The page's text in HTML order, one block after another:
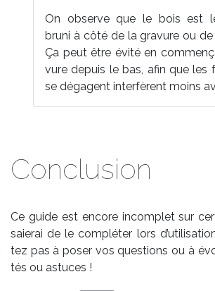
On ob­serve que le bois est
bru­ni à cô­té de la gra­vure ou
Ça peut être évi­té en
vure de­puis le bas, afin que les
se dé­gagent in­ter­fèrent moins
Conclusion
Ce guide est en­core in­com­plet sur
saie­rai de le com­plé­ter lors
tez pas à po­ser vos ques­tions ou à
tés ou as­tuces !